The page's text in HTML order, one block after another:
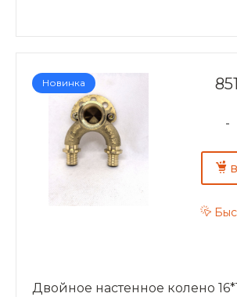
Новинка
-
Двойное настенное колено